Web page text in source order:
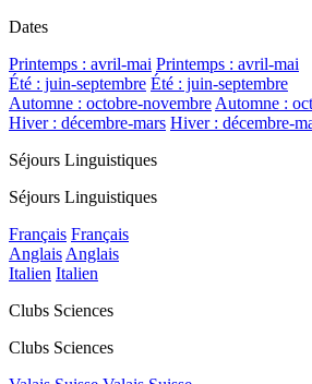
Dates
Printemps : avril-mai Printemps : avril-mai
Été : juin-septembre Été : juin-septembre
Automne : octobre-novembre Automne :
Hiver : décembre-mars Hiver : décembre-
Séjours Linguistiques
Séjours Linguistiques
Français Français
Anglais Anglais
Italien Italien
Clubs Sciences
Clubs Sciences